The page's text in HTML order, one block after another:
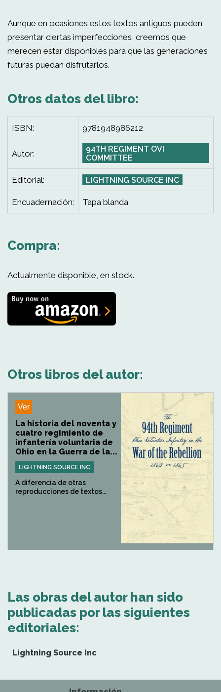
Aunque en ocasiones estos textos antiguos pueden
presentar ciertas imperfecciones, creemos que
merecen estar disponibles para que las generaciones
futuras puedan disfrutarlos.
Otros datos del libro:
ISBN: 9781948986212
Autor:
94TH REGIMENT OVI
COMMITTEE
Editorial: LIGHTNING SOURCE INC
Encuadernación: Tapa blanda
Compra:
Actualmente disponible, en stock.
Otros libros del autor:
Ver
La historia del noventa y
cuatro regimiento de
infantería voluntaria de
Ohio en la Guerra de la...
LIGHTNING SOURCE INC
A diferencia de otras
reproducciones de textos...
Las obras del autor han sido
publicadas por las siguientes
editoriales:
Lightning Source Inc